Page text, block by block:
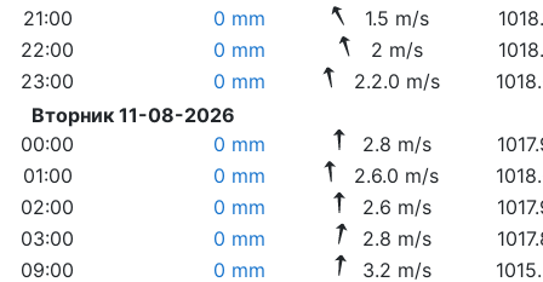
21:00
0 mm 1.5 m/s
22:00
0 mm 2 m/s
23:00
0 mm 2.2.0 m/s
Вторник 11-08-2026
00:00
0 mm 2.8 m/s
01:00
0 mm 2.6.0 m/s
02:00
0 mm 2.6 m/s
03:00
0 mm 2.8 m/s
09:00
0 mm 3.2 m/s